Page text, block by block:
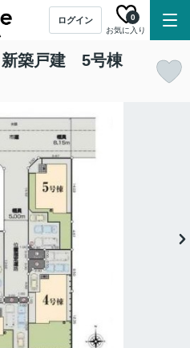
ログイン
お気に入り
0
築戸建 5号棟